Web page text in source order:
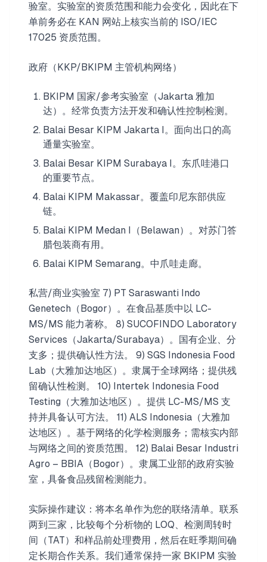
验室。实验室的资质范围和能力会变化，因此在下
单前务必在 KAN 网站上核实当前的 ISO/IEC
17025 资质范围。
政府（KKP/BKIPM 主管机构网络）
BKIPM 国家/参考实验室（Jakarta 雅加
达）。经常负责方法开发和确认性控制检测。
Balai Besar KIPM Jakarta I。面向出口的高
通量实验室。
Balai Besar KIPM Surabaya I。东爪哇港口
的重要节点。
Balai KIPM Makassar。覆盖印尼东部供应
链。
Balai KIPM Medan I（Belawan）。对苏门答
腊包装商有用。
Balai KIPM Semarang。中爪哇走廊。
私营/商业实验室 7) PT Saraswanti Indo
Genetech（Bogor）。在食品基质中以 LC-
MS/MS 能力著称。 8) SUCOFINDO Laboratory
Services（Jakarta/Surabaya）。国有企业、分
支多；提供确认性方法。 9) SGS Indonesia Food
Lab（大雅加达地区）。隶属于全球网络；提供残
留确认性检测。 10) Intertek Indonesia Food
Testing（大雅加达地区）。提供 LC-MS/MS 支
持并具备认可方法。 11) ALS Indonesia（大雅加
达地区）。基于网络的化学检测服务；需核实内部
与网络之间的资质范围。 12) Balai Besar Industri
Agro – BBIA（Bogor）。隶属工业部的政府实验
室，具备食品残留检测能力。
实际操作建议：将本名单作为您的联络清单。联系
两到三家，比较每个分析物的 LOQ、检测周转时
间（TAT）和样品前处理费用，然后在旺季期间确
定长期合作关系。我们通常保持一家 BKIPM 实验